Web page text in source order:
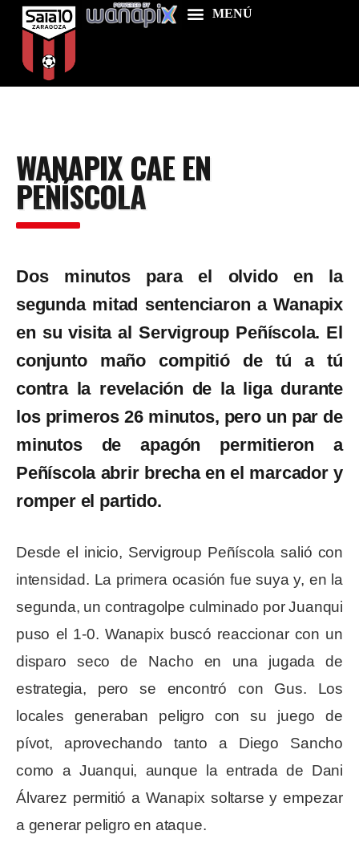
Food & Drink
Features
News
WANAPIX CAE EN
PEÑÍSCOLA
Dos minutos para el olvido en la
segunda mitad sentenciaron a Wanapix
en su visita al Servigroup Peñíscola. El
conjunto maño compitió de tú a tú
contra la revelación de la liga durante
los primeros 26 minutos, pero un par de
minutos de apagón permitieron a
Peñíscola abrir brecha en el marcador y
romper el partido.
Desde el inicio, Servigroup Peñíscola salió con
intensidad. La primera ocasión fue suya y, en la
segunda, un contragolpe culminado por Juanqui
puso el 1-0. Wanapix buscó reaccionar con un
disparo seco de Nacho en una jugada de
estrategia, pero se encontró con Gus. Los
locales generaban peligro con su juego de
pívot, aprovechando tanto a Diego Sancho
como a Juanqui, aunque la entrada de Dani
Álvarez permitió a Wanapix soltarse y empezar
a generar peligro en ataque.